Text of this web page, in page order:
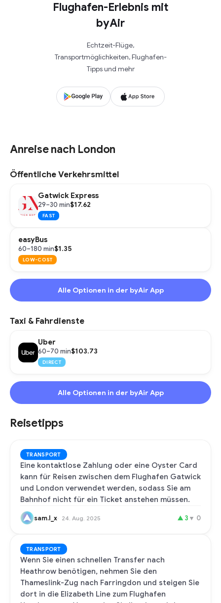
Flughafen-Erlebnis mit
byAir
Echtzeit-Flüge,
Transportmöglichkeiten, Flughafen-
Tipps und mehr
Anreise nach London
Öffentliche Verkehrsmittel
Gatwick Express
29–30 min$17.62
FAST
easyBus
60–180 min$1.35
LOW-COST
Alle Optionen in der byAir App
Taxi & Fahrdienste
Uber
60–70 min$103.73
DIRECT
Alle Optionen in der byAir App
Reisetipps
TRANSPORT
Eine kontaktlose Zahlung oder eine Oyster Card
kann für Reisen zwischen dem Flughafen Gatwick
und London verwendet werden, sodass Sie am
Bahnhof nicht für ein Ticket anstehen müssen.
sam.l_x 24. Aug. 2025 ▲ 3 ▼ 0
TRANSPORT
Wenn Sie einen schnellen Transfer nach
Heathrow benötigen, nehmen Sie den
Thameslink-Zug nach Farringdon und steigen Sie
dort in die Elizabeth Line zum Flughafen